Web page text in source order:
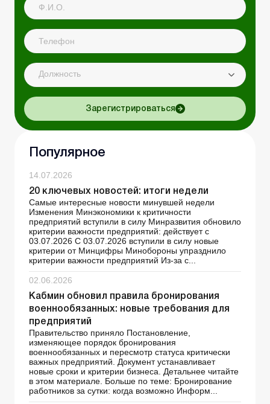
Должность
Зарегистрироваться
Популярное
14.07.2026
20 ключевых новостей: итоги недели
Самые интересные новости минувшей недели
Изменения Минэкономики к критичности
предприятий вступили в силу Минразвития обновило
критерии важности предприятий: действует с
03.07.2026 С 03.07.2026 вступили в силу новые
критерии от Минцифры Минобороны упразднило
критерии важности предприятий Из-за с...
02.06.2026
Кабмин обновил правила бронирования
военнообязанных: новые требования для
предприятий
Правительство приняло Постановление,
изменяющее порядок бронирования
военнообязанных и пересмотр статуса критически
важных предприятий. Документ устанавливает
новые сроки и критерии бизнеса. Детальнее читайте
в этом материале. Больше по теме: Бронирование
работников за сутки: когда возможно Информ...